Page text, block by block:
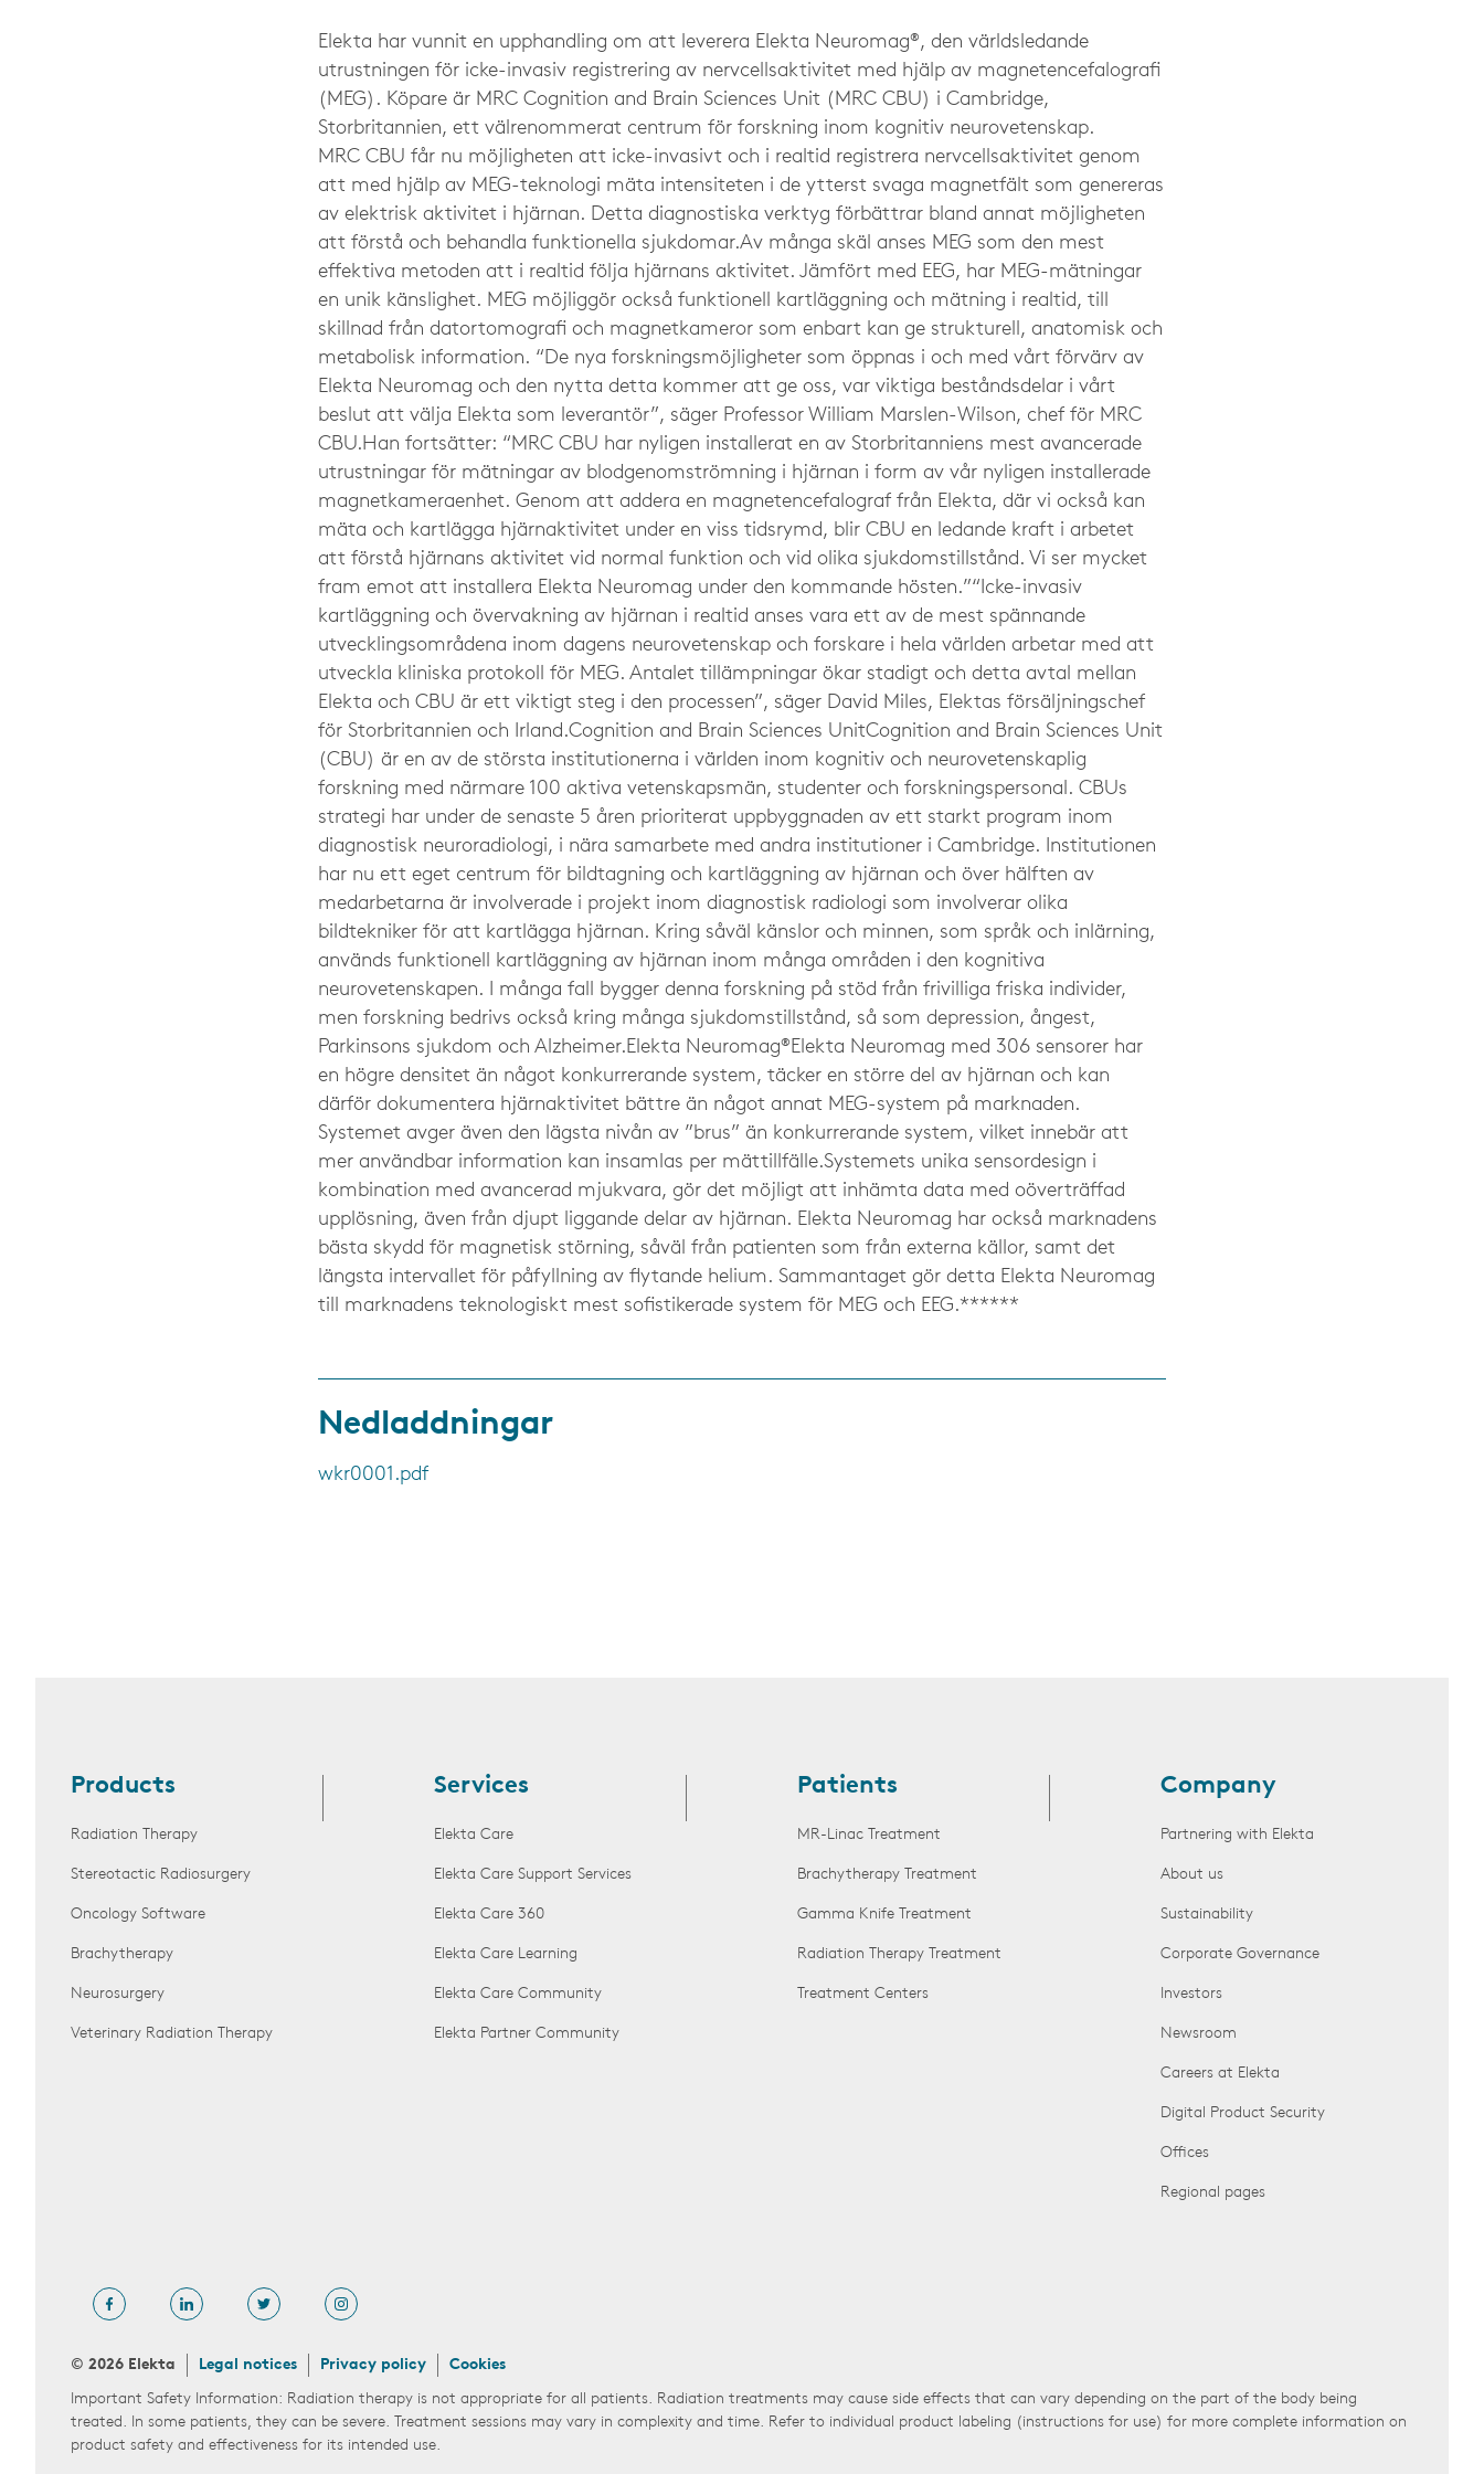
Elekta har vunnit en upphandling om att leverera Elekta Neuromag®, den världsledande
utrustningen för icke-invasiv registrering av nervcellsaktivitet med hjälp av magnetencefalografi
(MEG). Köpare är MRC Cognition and Brain Sciences Unit (MRC CBU) i Cambridge,
Storbritannien, ett välrenommerat centrum för forskning inom kognitiv neurovetenskap.
MRC CBU får nu möjligheten att icke-invasivt och i realtid registrera nervcellsaktivitet genom
att med hjälp av MEG-teknologi mäta intensiteten i de ytterst svaga magnetfält som genereras
av elektrisk aktivitet i hjärnan. Detta diagnostiska verktyg förbättrar bland annat möjligheten
att förstå och behandla funktionella sjukdomar.Av många skäl anses MEG som den mest
effektiva metoden att i realtid följa hjärnans aktivitet. Jämfört med EEG, har MEG-mätningar
en unik känslighet. MEG möjliggör också funktionell kartläggning och mätning i realtid, till
skillnad från datortomografi och magnetkameror som enbart kan ge strukturell, anatomisk och
metabolisk information. “De nya forskningsmöjligheter som öppnas i och med vårt förvärv av
Elekta Neuromag och den nytta detta kommer att ge oss, var viktiga beståndsdelar i vårt
beslut att välja Elekta som leverantör”, säger Professor William Marslen-Wilson, chef för MRC
CBU.Han fortsätter: “MRC CBU har nyligen installerat en av Storbritanniens mest avancerade
utrustningar för mätningar av blodgenomströmning i hjärnan i form av vår nyligen installerade
magnetkameraenhet. Genom att addera en magnetencefalograf från Elekta, där vi också kan
mäta och kartlägga hjärnaktivitet under en viss tidsrymd, blir CBU en ledande kraft i arbetet
att förstå hjärnans aktivitet vid normal funktion och vid olika sjukdomstillstånd. Vi ser mycket
fram emot att installera Elekta Neuromag under den kommande hösten.”“Icke-invasiv
kartläggning och övervakning av hjärnan i realtid anses vara ett av de mest spännande
utvecklingsområdena inom dagens neurovetenskap och forskare i hela världen arbetar med att
utveckla kliniska protokoll för MEG. Antalet tillämpningar ökar stadigt och detta avtal mellan
Elekta och CBU är ett viktigt steg i den processen”, säger David Miles, Elektas försäljningschef
för Storbritannien och Irland.Cognition and Brain Sciences UnitCognition and Brain Sciences Unit
(CBU) är en av de största institutionerna i världen inom kognitiv och neurovetenskaplig
forskning med närmare 100 aktiva vetenskapsmän, studenter och forskningspersonal. CBUs
strategi har under de senaste 5 åren prioriterat uppbyggnaden av ett starkt program inom
diagnostisk neuroradiologi, i nära samarbete med andra institutioner i Cambridge. Institutionen
har nu ett eget centrum för bildtagning och kartläggning av hjärnan och över hälften av
medarbetarna är involverade i projekt inom diagnostisk radiologi som involverar olika
bildtekniker för att kartlägga hjärnan. Kring såväl känslor och minnen, som språk och inlärning,
används funktionell kartläggning av hjärnan inom många områden i den kognitiva
neurovetenskapen. I många fall bygger denna forskning på stöd från frivilliga friska individer,
men forskning bedrivs också kring många sjukdomstillstånd, så som depress­ion, ångest,
Parkinsons sjukdom och Alzheimer.Elekta Neuromag®Elekta Neuromag med 306 sensorer har
en högre densitet än något konkurrerande system, täcker en större del av hjärnan och kan
därför dokumentera hjärnaktivitet bättre än något annat MEG-system på marknaden.
Systemet avger även den lägsta nivån av ”brus” än konkurrerande system, vilket innebär att
mer användbar information kan insamlas per mättillfälle.Systemets unika sensordesign i
kombination med avancerad mjukvara, gör det möjligt att inhämta data med oöverträffad
upplösning, även från djupt liggande delar av hjärnan. Elekta Neuromag har också marknadens
bästa skydd för magnetisk störning, såväl från patienten som från externa källor, samt det
längsta intervallet för påfyllning av flytande helium. Sammantaget gör detta Elekta Neuromag
till marknadens teknologiskt mest sofistikerade system för MEG och EEG.******
Nedladdningar
wkr0001.pdf
Products
Radiation Therapy
Stereotactic Radiosurgery
Oncology Software
Brachytherapy
Neurosurgery
Veterinary Radiation Therapy
Services
Elekta Care
Elekta Care Support Services
Elekta Care 360
Elekta Care Learning
Elekta Care Community
Elekta Partner Community
Patients
MR-Linac Treatment
Brachytherapy Treatment
Gamma Knife Treatment
Radiation Therapy Treatment
Treatment Centers
Company
Partnering with Elekta
About us
Sustainability
Corporate Governance
Investors
Newsroom
Careers at Elekta
Digital Product Security
Offices
Regional pages
© 2026 Elekta Legal notices Privacy policy Cookies
Important Safety Information: Radiation therapy is not appropriate for all patients. Radiation treatments may cause side effects that can vary depending on the part of the body being
treated. In some patients, they can be severe. Treatment sessions may vary in complexity and time. Refer to individual product labeling (instructions for use) for more complete information on
product safety and effectiveness for its intended use.